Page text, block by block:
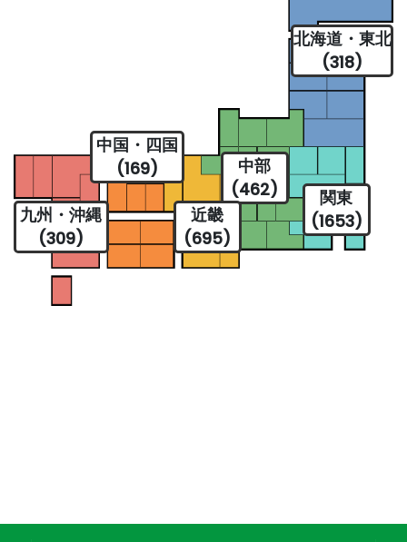
北海道・東北
(318)
関東
(1653)
中部
(462)
近畿
(695)
中国・四国
(169)
九州・沖縄
(309)